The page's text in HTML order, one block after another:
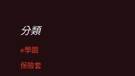
分類
e學園
保險套